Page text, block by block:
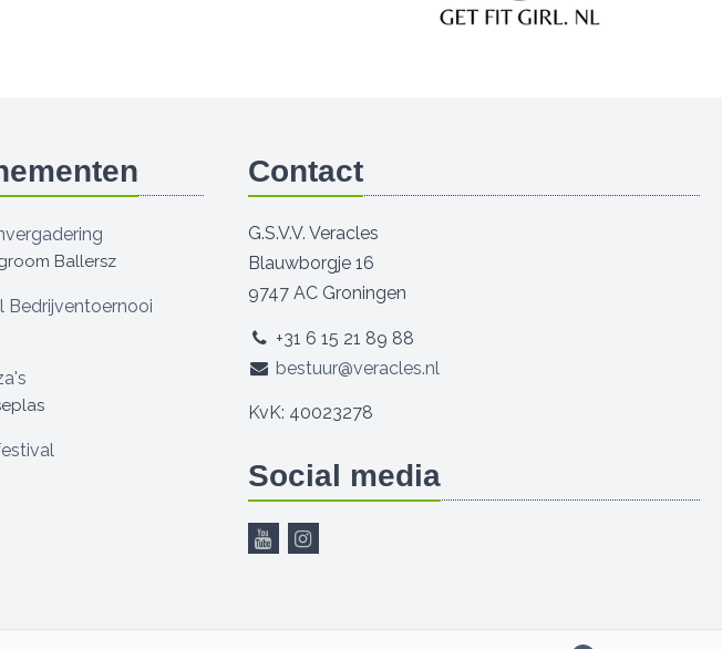
Ballersz
Bedrijventoernooi
Contact
G.S.V.V. Veracles
Blauwborgje 16
9747 AC Groningen
+31 6 15 21 89 88
bestuur@veracles.nl
KvK: 40023278
Social media